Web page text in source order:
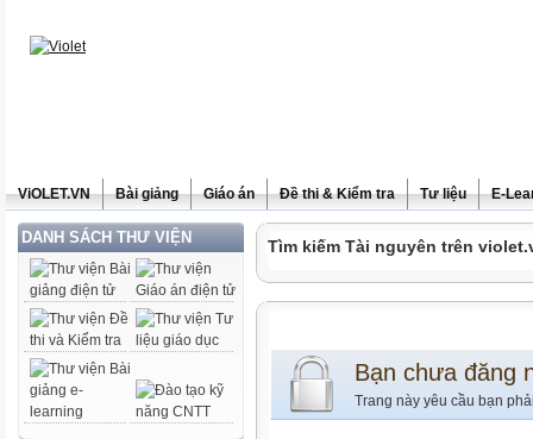
ViOLET.VN Bài giảng Giáo án Đề thi & Kiểm tra Tư liệu E-
DANH SÁCH THƯ VIỆN Tìm kiếm Tài nguyên trên
Bạn chưa đăng
Trang này yêu cầu bạn